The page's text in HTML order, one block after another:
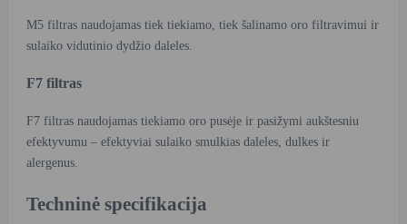
M5 filtras naudojamas tiek tiekiamo, tiek šalinamo oro filtravimui ir
sulaiko vidutinio dydžio daleles.
F7 filtras
F7 filtras naudojamas tiekiamo oro pusėje ir pasižymi aukštesniu
efektyvumu – efektyviai sulaiko smulkias daleles, dulkes ir
alergenus.
Techninė specifikacija